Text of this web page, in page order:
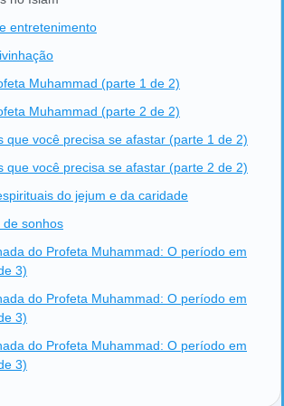
entretenimento
Muhammad (parte 1 de 2)
Muhammad (parte 2 de 2)
que você precisa se afastar (parte 1 de 2)
que você precisa se afastar (parte 2 de 2)
do jejum e da caridade
de sonhos
do Profeta Muhammad: O período em
3)
do Profeta Muhammad: O período em
3)
do Profeta Muhammad: O período em
3)